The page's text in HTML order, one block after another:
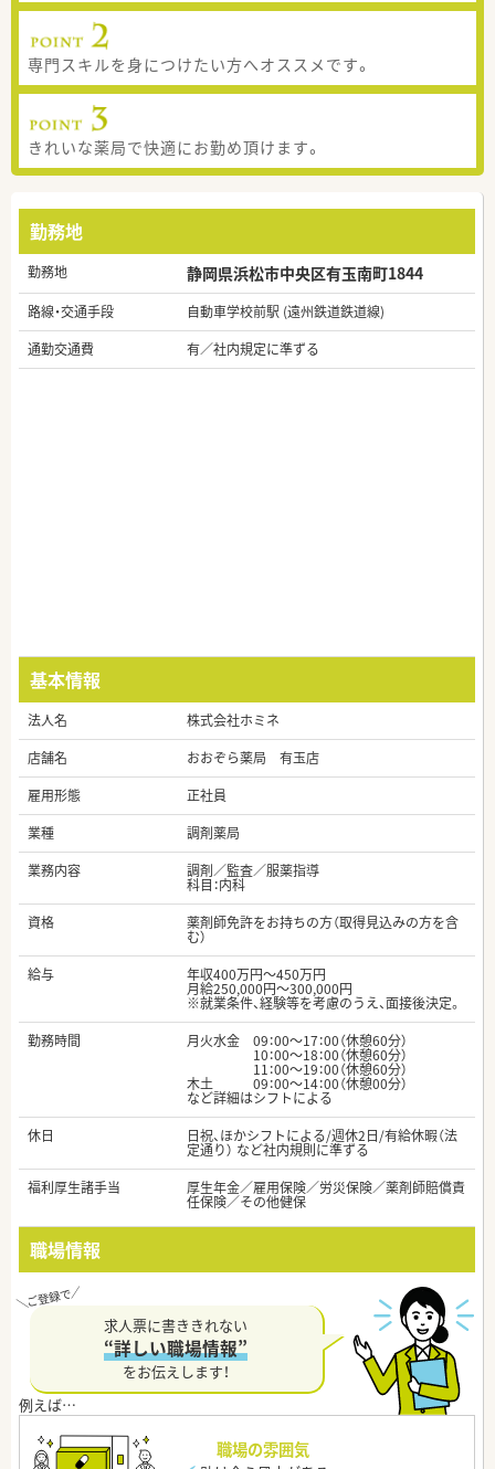
専門スキルを身につけたい方へオススメです。
きれいな薬局で快適にお勤め頂けます。
勤務地
勤務地 静岡県浜松市中央区有玉南町1844
路線・交通手段
自動車学校前駅 (遠州鉄道鉄道線)
通勤交通費
有／社内規定に準ずる
基本情報
法人名
株式会社ホミネ
店舗名
おおぞら薬局 有玉店
雇用形態
正社員
業種
調剤薬局
業務内容
調剤／監査／服薬指導
科目：内科
資格
薬剤師免許をお持ちの方（取得見込みの方を含
む）
給与
年収400万円～450万円
月給250,000円～300,000円
※就業条件、経験等を考慮のうえ、面接後決定。
勤務時間
月火水金 09：00～17：00（休憩60分）
10：00～18：00（休憩60分）
11：00～19：00（休憩60分）
木土 09：00～14：00（休憩00分）
など詳細はシフトによる
休日
日祝、ほかシフトによる/週休2日/有給休暇（法
定通り） など社内規則に準ずる
福利厚生諸手当
厚生年金／雇用保険／労災保険／薬剤師賠償責
任保険／その他健保
職場情報
求人票に書ききれない
“詳しい職場情報”
をお伝えします！
職場の雰囲気